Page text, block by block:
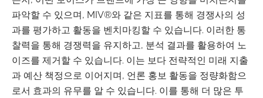
파악할 수 있으며, MIV®와 같은 지표를 통해 경쟁사의 성
과를 평가하고 활동을 벤치마킹할 수 있습니다. 이러한 통
찰력을 통해 경쟁력을 유지하고, 분석 결과를 활용하여 노
이즈를 제거할 수 있습니다. 이는 보다 전략적인 미래 지출
과 예산 책정으로 이어지며, 언론 홍보 활동을 정량화함으
로서 효과의 유무를 알 수 있습니다. 이를 통해 더 많은 투